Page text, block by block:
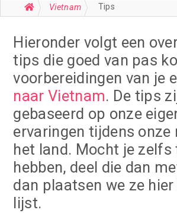
Vietnam Tips
Hieronder volgt een
tips die goed van pas
voorbereidingen van je
naar Vietnam. De tips
gebaseerd op onze
ervaringen tijdens onze
het land. Mocht je zelfs
hebben, deel die dan
dan plaatsen we ze
lijst.